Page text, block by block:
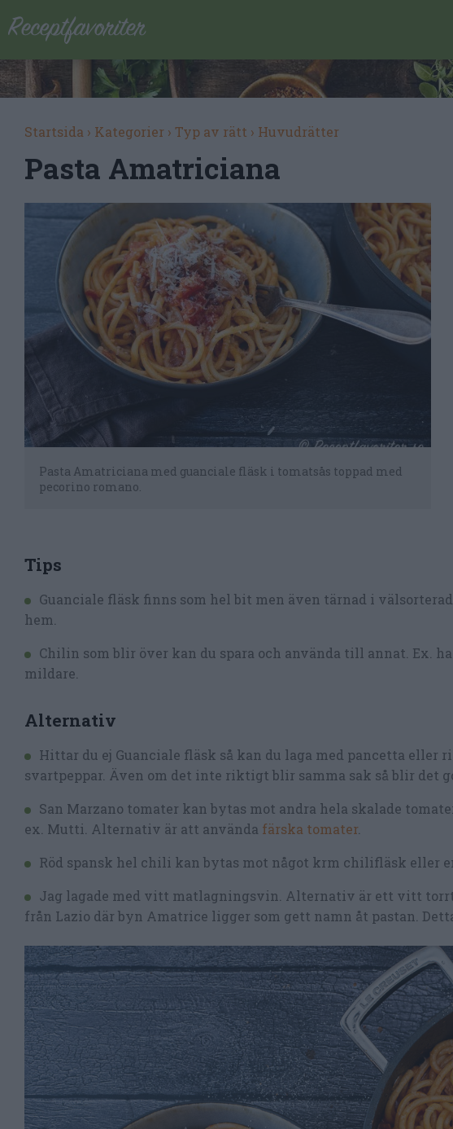
Startsida › Kategorier › Typ av rätt › Huvudrätter
Pasta Amatriciana
Pasta Amatriciana med guanciale fläsk i tomatsås toppad med
pecorino romano.
Tips
Guanciale fläsk finns som hel bit men även tärnad i
hem.
Chilin som blir över kan du spara och använda till annat. Ex.
mildare.
Alternativ
Hittar du ej Guanciale fläsk så kan du laga med pancetta
svartpeppar. Även om det inte riktigt blir samma sak så blir det
San Marzano tomater kan bytas mot andra hela skalade
ex. Mutti. Alternativ är att använda färska tomater.
Röd spansk hel chili kan bytas mot något krm chilifläsk eller
Jag lagade med vitt matlagningsvin. Alternativ är ett vitt
från Lazio där byn Amatrice ligger som gett namn åt pastan.